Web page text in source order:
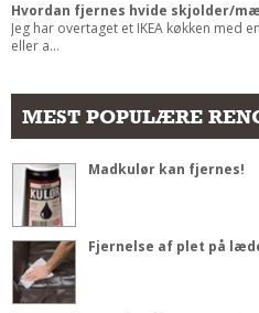
Hvordan fjernes hvide skjolder/
Jeg har overtaget et IKEA køkken med
eller a...
MEST POPULÆRE
Madkulør kan fjernes!
Fjernelse af plet på